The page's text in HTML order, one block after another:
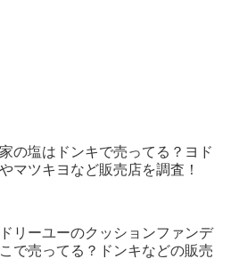
の塩はドンキで売ってる？ヨド
マツキヨなど販売店を調査！
リーユーのクッションファンデ
で売ってる？ドンキなどの販売